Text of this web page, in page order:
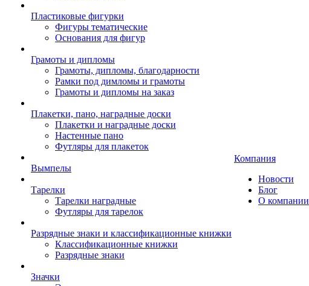
Пластиковые фигурки
Фигуры тематические
Основания для фигур
Грамоты и дипломы
Грамоты, дипломы, благодарности
Рамки под димломы и грамоты
Грамоты и дипломы на заказ
Плакетки, пано, наградные доски
Плакетки и наградные доски
Настенные пано
Футляры для плакеток
Вымпелы
Тарелки
Тарелки наградные
Футляры для тарелок
Разрядные знаки и классификационные книжки
Классификационные книжки
Разрядные знаки
Значки
Компания
Новости
Блог
О компании